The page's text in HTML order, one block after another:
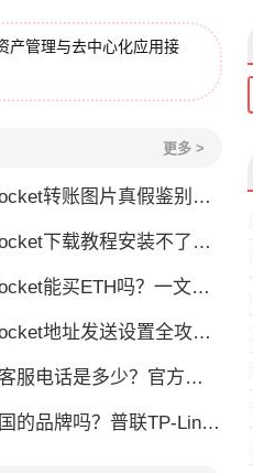
产管理与去中心化应用接
更多 >
转账图片真假鉴别全攻略
载教程安装不了怎么办？手把手教你解决
能买ETH吗？一文说清购买方式
送设置全攻略：快速添加常用联系人并安全转账
话是多少？官方联系方式全解析
品牌吗？普联TP-Link公司背景介绍